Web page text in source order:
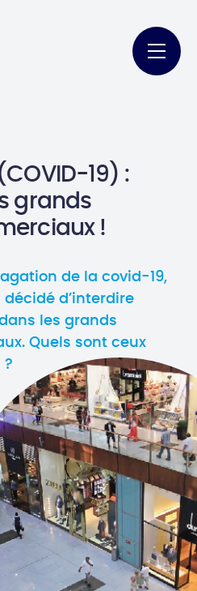
19) :
grands
!
de la covid-19,
décidé d’interdire
les grands
Quels sont ceux
?